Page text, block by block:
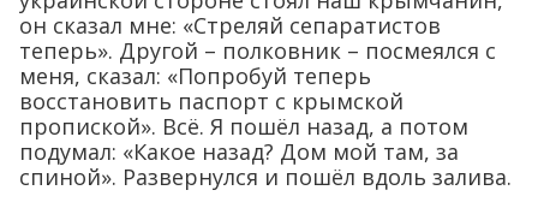
он сказал мне: «Стреляй сепаратистов
теперь». Другой – полковник – посмеялся с
меня, сказал: «Попробуй теперь
восстановить паспорт с крымской
пропиской». Всё. Я пошёл назад, а потом
подумал: «Какое назад? Дом мой там, за
спиной». Развернулся и пошёл вдоль залива.